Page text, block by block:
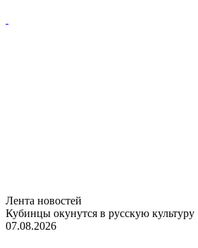
Лента новостей
Кубинцы окунутся в русскую культуру
07.08.2026